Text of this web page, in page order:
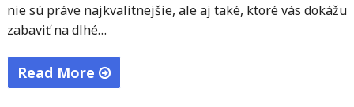
nie sú práve najkvalitnejšie, ale aj také, ktoré vás dokážu
zabaviť na dlhé…
Read More